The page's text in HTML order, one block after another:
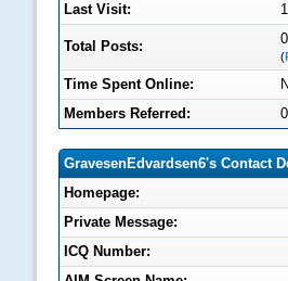
Last Visit:
Total Posts:
(
Time Spent Online:
Members Referred:
0
GravesenEdvardsen6's Contact
Homepage:
Private Message:
ICQ Number: